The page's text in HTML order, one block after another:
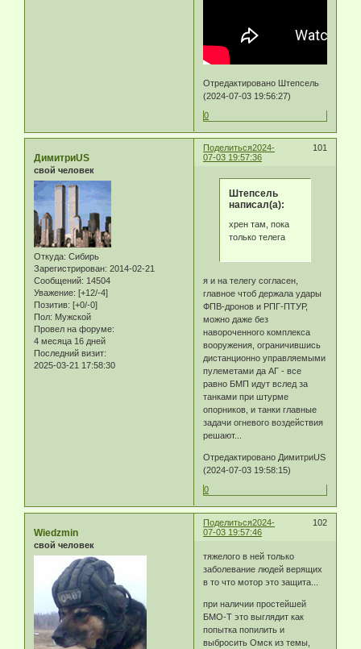
Отредактировано Штепсель
(2024-07-03 19:56:27)
0
Поделиться 101
2024-
07-03 19:57:36
ДимитриUS
свой человек
Откуда: Сибирь
Зарегистрирован: 2014-02-21
Сообщений: 14504
Уважение: [+12/-4]
Позитив: [+0/-0]
Пол: Мужской
Провел на форуме:
4 месяца 16 дней
Последний визит:
2025-03-21 17:58:30
Штепсель
написал(а):
хрен там, пока
только телега
я и на телегу согласен,
главное чтоб держала удары
ФПВ-дронов и РПГ-ПТУР,
можно даже без
навороченного комплекса
вооружения, ограничившись
дистанционно управляемыми
пулеметами да АГ - все
равно БМП идут вслед за
танками при штурме
опорников, и танки главные
задачи огневого воздействия
решают...
Отредактировано ДимитриUS
(2024-07-03 19:58:15)
0
Поделиться 102
2024-
07-03 19:57:46
Wiedzmin
свой человек
тяжелого в ней только
заболевание людей верящих
в то что мотор это защита...
при наличии простейшей
БМО-Т это выглядит как
попытка попилить и
выбросить Омск из темы,